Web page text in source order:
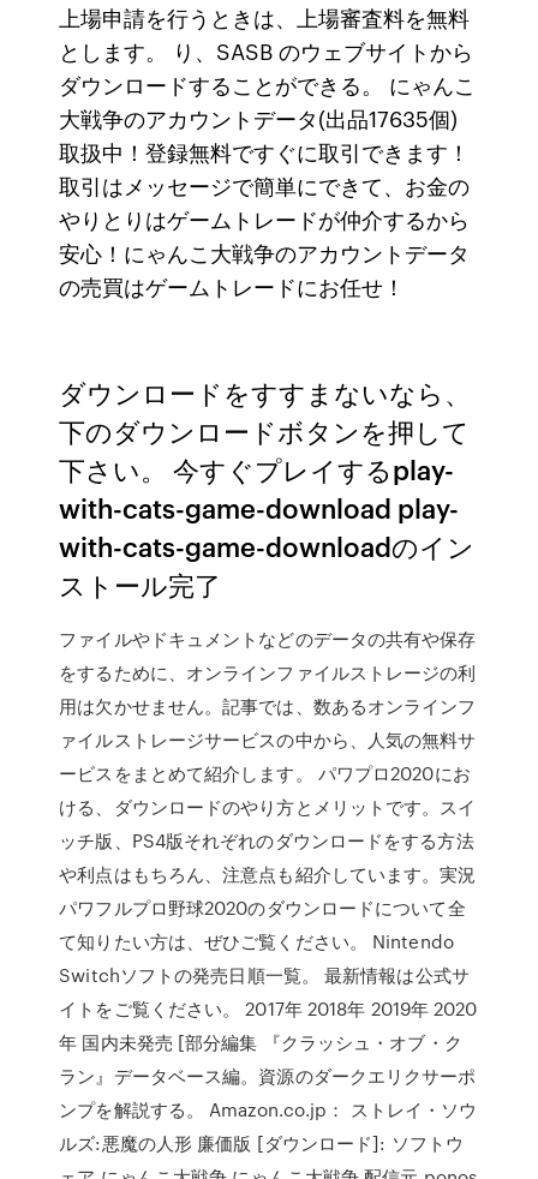
上場申請を行うときは、上場審査料を無料
とします。
り、SASB のウェブサイトから
ダウンロードすることができる。 にゃんこ
大戦争のアカウントデータ(出品17635個)
取扱中！登録無料ですぐに取引できます！
取引はメッセージで簡単にできて、お金の
やりとりはゲームトレードが仲介するから
安心！にゃんこ大戦争のアカウントデータ
の売買はゲームトレードにお任せ！
ダウンロードをすすまないなら、
下のダウンロードボタンを押して
下さい。 今すぐプレイするplay-
with-cats-game-download play-
with-cats-game-downloadのイン
ストール完了
ファイルやドキュメントなどのデータの共有や保存
をするために、オンラインファイルストレージの利
用は欠かせません。記事では、数あるオンラインフ
ァイルストレージサービスの中から、人気の無料サ
ービスをまとめて紹介します。 パワプロ2020にお
ける、ダウンロードのやり方とメリットです。スイ
ッチ版、PS4版それぞれのダウンロードをする方法
や利点はもちろん、注意点も紹介しています。実況
パワフルプロ野球2020のダウンロードについて全
て知りたい方は、ぜひご覧ください。 Nintendo
Switchソフトの発売日順一覧。 最新情報は公式サ
イトをご覧ください。 2017年 2018年 2019年 2020
年 国内未発売 [部分編集 『クラッシュ・オブ・ク
ラン』データベース編。資源のダークエリクサーポ
ンプを解説する。 Amazon.co.jp： ストレイ・ソウ
ルズ:悪魔の人形 廉価版 [ダウンロード]: ソフトウ